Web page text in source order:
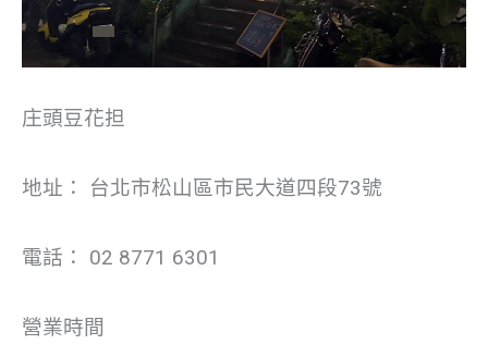
庄頭豆花担
地址： 台北市松山區市民大道四段73號
電話： 02 8771 6301
營業時間